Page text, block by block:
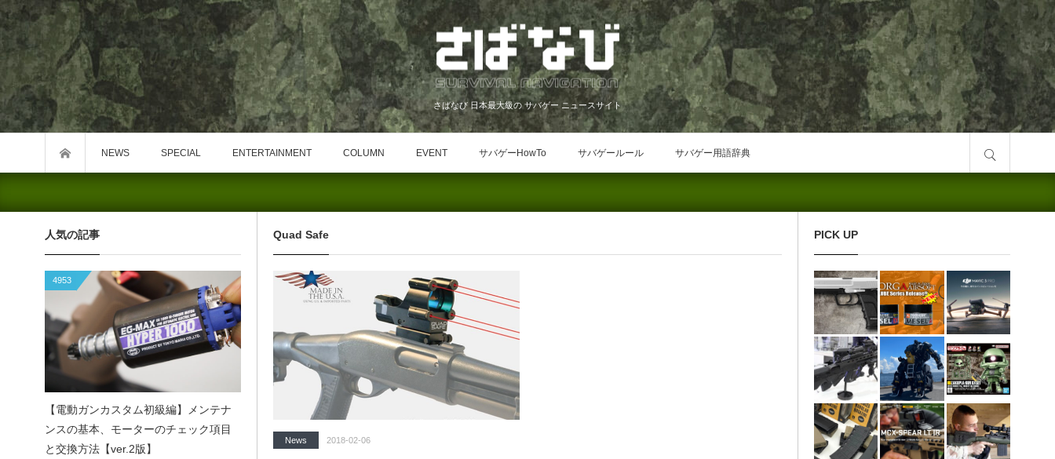
さばなび 日本最大級の サバゲー ニュースサイト
NEWS SPECIAL ENTERTAINMENT COLUMN EVENT サバゲーHowTo サバゲールール サバゲー用語辞典
Quad Safe
News 2018-02-06
人気の記事
4953
【電動ガンカスタム初級編】メンテナ
ンスの基本、モーターのチェック項目
と交換方法【ver.2版】
PICK UP